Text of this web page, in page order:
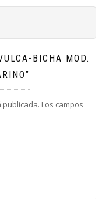
BICHA MOD.
publicada. Los campos